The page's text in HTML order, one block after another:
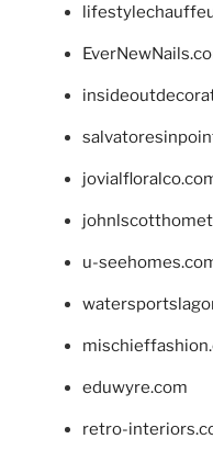
u-
eduwyre.com
retro-